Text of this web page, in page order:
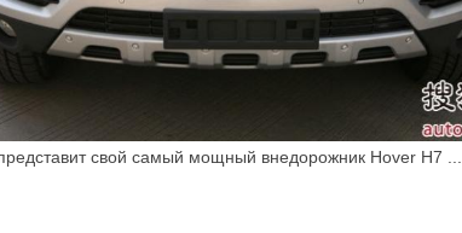
свой самый мощный внедорожник Hover H7 ...